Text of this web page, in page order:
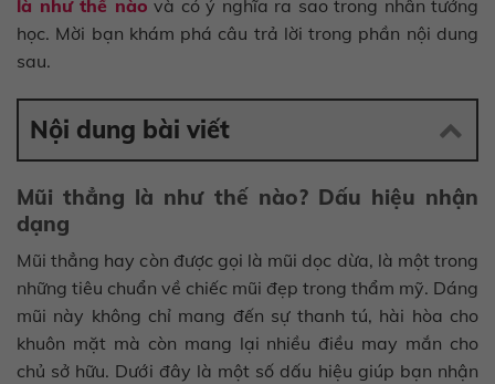
là như thế nào và có ý nghĩa ra sao trong nhân tướng
học. Mời bạn khám phá câu trả lời trong phần nội dung
sau.
Nội dung bài viết
Mũi thẳng là như thế nào? Dấu hiệu nhận
dạng
Mũi thẳng hay còn được gọi là mũi dọc dừa, là một trong
những tiêu chuẩn về chiếc mũi đẹp trong thẩm mỹ. Dáng
mũi này không chỉ mang đến sự thanh tú, hài hòa cho
khuôn mặt mà còn mang lại nhiều điều may mắn cho
chủ sở hữu. Dưới đây là một số dấu hiệu giúp bạn nhận